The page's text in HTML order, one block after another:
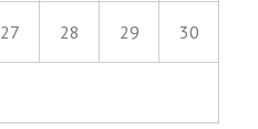
27 28 29 30